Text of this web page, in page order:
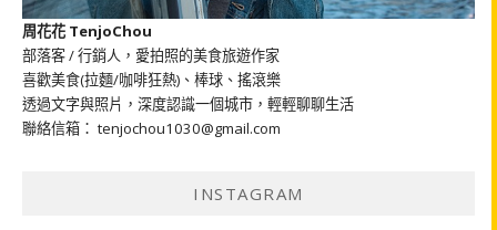
周花花 TenjoChou
部落客 / 行銷人，愛拍照的美食旅遊作家
喜歡美食(拉麵/咖啡狂熱)、棒球、搖滾樂
透過文字與照片，深度認識一個城市，輕輕聊聊生活
聯絡信箱： tenjochou1030@gmail.com
INSTAGRAM